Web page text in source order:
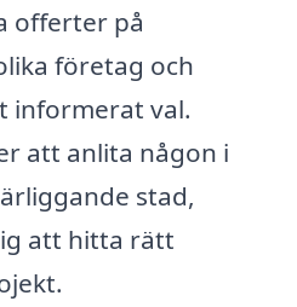
offerter på
företag och
informerat val.
att anlita någon i
stad,
att hitta rätt